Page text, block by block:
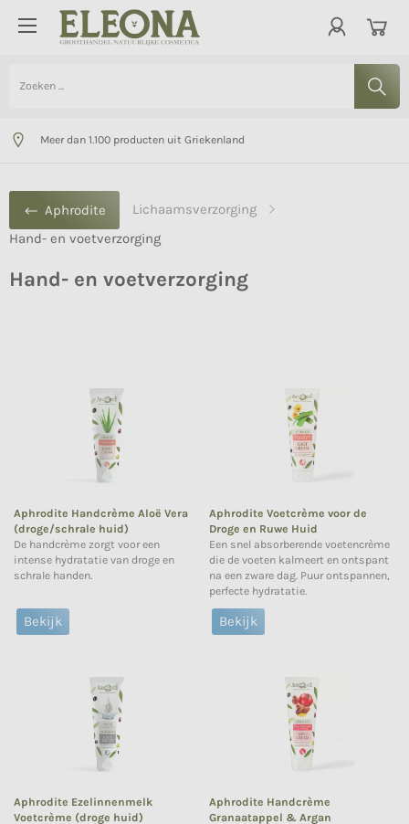
Natuurlijke cosmetica
Per stuk te bestellen
Meer dan 1.100 producten uit Griekenland
Aphrodite
Lichaamsverzorging
Hand- en voetverzorging
Hand- en voetverzorging
Aphrodite Handcrème Aloë Vera
(droge/schrale huid)
De handcrème zorgt voor een
intense hydratatie van droge en
schrale handen.
Bekijk
Aphrodite Voetcrème voor de
Droge en Ruwe Huid
Een snel absorberende voetencrème
die de voeten kalmeert en ontspant
na een zware dag. Puur ontspannen,
perfecte hydratatie.
Bekijk
Aphrodite Ezelinnenmelk
Voetcrème (droge huid)
Aphrodite Handcrème
Granaatappel & Argan